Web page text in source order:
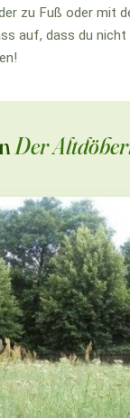
zu Fuß oder mit
auf, dass du
Der